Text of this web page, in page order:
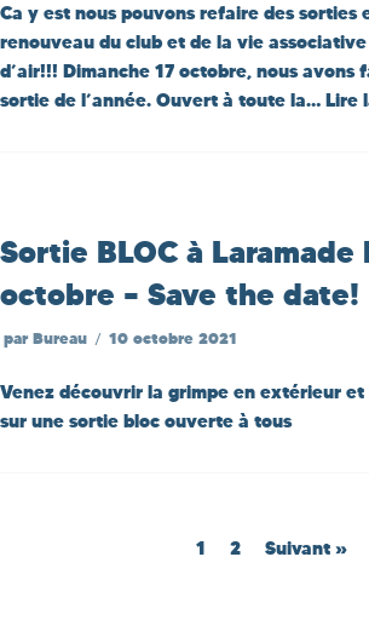
Ca y est nous pouvons refaire des sorties
renouveau du club et de la vie
d’air!!! Dimanche 17 octobre, nous avons
sortie de l’année. Ouvert à toute la… Lire
Sortie BLOC à Laramade
octobre – Save the date!
par Bureau 10 octobre 2021
Venez découvrir la grimpe en extérieur et
sur une sortie bloc ouverte à tous
1 2 Suivant »